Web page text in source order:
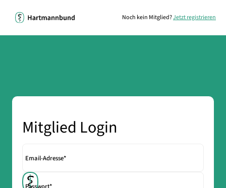
Noch kein Mitglied?Jetzt registrieren
Mitglied Login
Email-Adresse*